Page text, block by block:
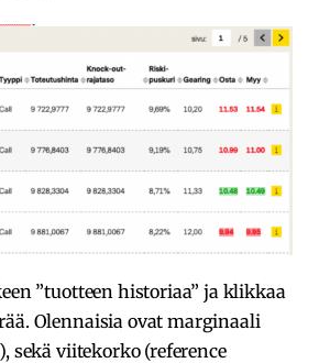
”tuotteen historiaa” ja klikkaa
Olennaisia ovat marginaali
sekä viitekorko (reference